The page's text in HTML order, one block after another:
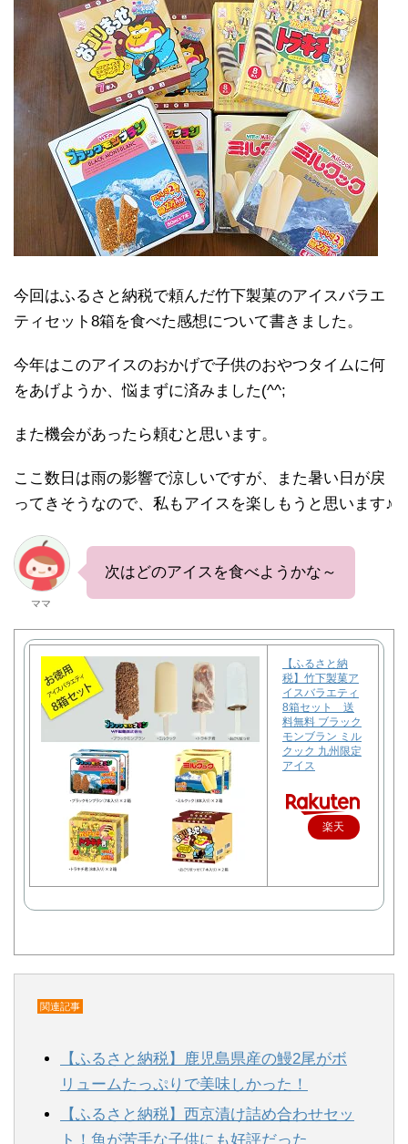
今回はふるさと納税で頼んだ竹下製菓のアイスバラエ
ティセット8箱を食べた感想について書きました。
今年はこのアイスのおかげで子供のおやつタイムに何
をあげようか、悩まずに済みました(^^;
また機会があったら頼むと思います。
ここ数日は雨の影響で涼しいですが、また暑い日が戻
ってきそうなので、私もアイスを楽しもうと思います♪
ママ
次はどのアイスを食べようかな～
【ふるさと納
税】竹下製菓ア
イスバラエティ
8箱セット 送
料無料 ブラック
モンブラン ミル
クック 九州限定
アイス
楽天
関連記事
【ふるさと納税】鹿児島県産の鰻2尾がボ
リュームたっぷりで美味しかった！
【ふるさと納税】西京漬け詰め合わせセッ
ト！魚が苦手な子供にも好評だった